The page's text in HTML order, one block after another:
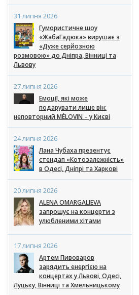
31 липня 2026
Гумористичне шоу
«ЖабаГадюка» вирушає з
«Дуже серйозною
розмовою» до Дніпра, Вінниці та
Львову
27 липня 2026
Емоції, які може
подарувати лише він:
неповторний MÉLOVIN – у Києві
24 липня 2026
Лана Чубаха презентує
стендап «Котозалежність»
в Одесі, Дніпрі та Харкові
20 липня 2026
ALENA OMARGALIEVA
запрошує на концерти з
улюбленими хітами
17 липня 2026
Артем Пивоваров
зарядить енергією на
концертах у Львові, Одесі,
Луцьку, Вінниці та Хмельницькому